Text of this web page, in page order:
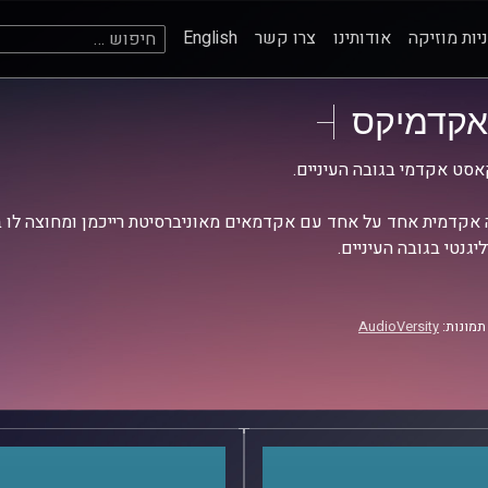
מוזיקה אודותינו צרו קשר English חיפוש:
אקדמיקס
אקדמי בגובה העיניים.
אקדמית אחד על אחד עם אקדמאים מאוניברסיטת רייכמן ומחוצה לו
בגובה העיניים.
AudioVersity